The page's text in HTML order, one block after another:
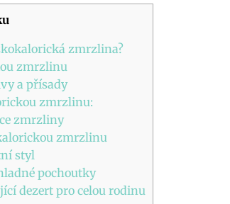
zmrzlina?
zmrzlinu
a přísady
zmrzlinu:
zmrzliny
zmrzlinu
styl
pochoutky
dezert pro celou rodinu